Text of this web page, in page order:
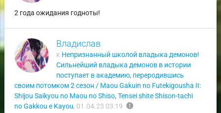
2 года ожидания годноты!
Владислав
к Непризнанный школой владыка демонов!
Сильнейший владыка демонов в истории
поступает в академию, переродившись
своим потомком 2 сезон / Maou Gakuin no Futekigousha II:
Shijou Saikyou no Maou no Shiso, Tensei shite Shison-tachi
no Gakkou e Kayou, 01.04.23 03:19 report